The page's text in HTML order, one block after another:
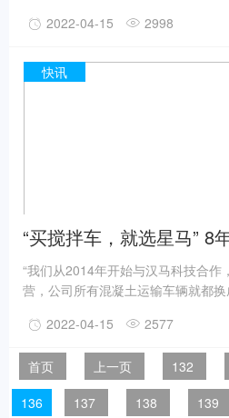
进的发展趋势。
2022-04-15 2998
快讯
“买搅拌车，就选星马” 8
马搅拌车
“我们从2014年开始与汉马科技合作
营，公司所有混凝土运输车辆就都
2022-04-15 2577
首页 上一页 132
136
137 138 139